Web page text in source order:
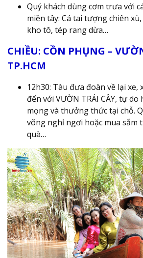
Quý khách dùng cơm trưa với
miền tây: Cá tai tượng chiên xù,
kho tô, tép rang dừa…
CHIỀU: CỒN PHỤNG –
TP.HCM
12h30: Tàu đưa đoàn về lại xe,
đến với VƯỜN TRÁI CÂY, tự do
mọng và thưởng thức tại chỗ.
võng nghỉ ngơi hoặc mua sắm
quà…